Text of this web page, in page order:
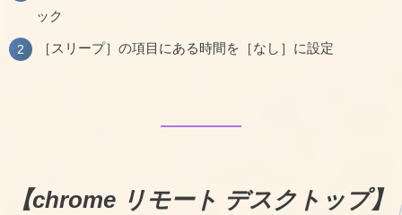
ック
［スリープ］の項目にある時間を［なし］に設定
【chrome リモート デスクトップ】